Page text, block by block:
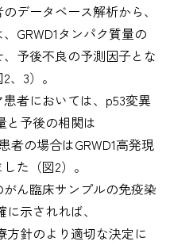
データベース解析から、
GRWD1タンパク質量の
予後不良の予測因子とな
、3）。
者においては、p53変異
と予後の相関は
者の場合はGRWD1高発現
た（図2）。
ん臨床サンプルの免疫染
示されれば、
方針のより適切な決定に